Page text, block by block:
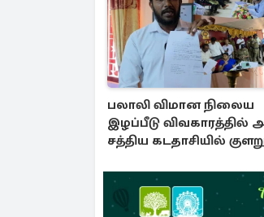
பலாலி விமான நிலைய
இழப்பீடு விவகாரத்தில்
சத்திய கடதாசியில்